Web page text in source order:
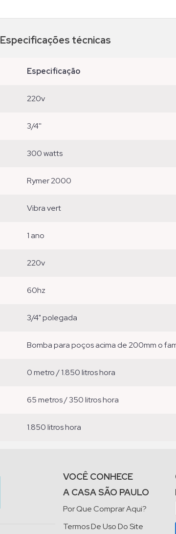
Especificações técnicas
especificação
220v
3/4''
300 watts
rymer 2000
vibra vert
1 ano
220v
60hz
3/4" polegada
bomba para poços acima de 200mm o
0 metro / 1.850 litros hora
65 metros / 350 litros hora
1.850 litros hora
VOCÊ CONHECE
A CASA SÃO PAULO
Por Que Comprar Aqui?
Termos De Uso Do Site